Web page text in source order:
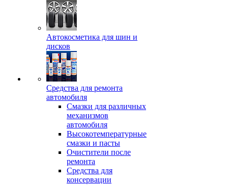
Автокосметика для шин и
дисков
Средства для ремонта
автомобиля
Смазки для различных
механизмов
автомобиля
Высокотемпературные
смазки и пасты
Очистители после
ремонта
Средства для
консервации